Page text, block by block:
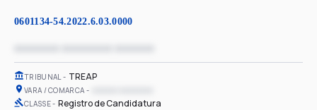
0601134-54.2022.6.03.0000
TRIBUNAL TREAP
VARA / COMARCA
CLASSE Registro de Candidatura